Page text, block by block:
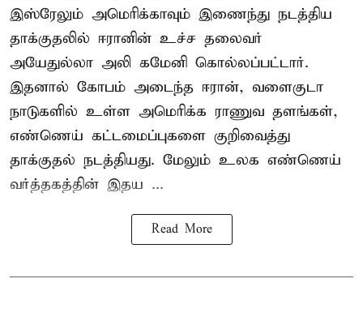
இஸ்ரேலும் அமெரிக்காவும் இணைந்து நடத்திய
தாக்குதலில் ஈரானின் உச்ச தலைவர்
அயேதுல்லா அலி கமேனி கொல்லப்பட்டார்.
இதனால் கோபம் அடைந்த ஈரான், வளைகுடா
நாடுகளில் உள்ள அமெரிக்க ராணுவ தளங்கள்,
எண்ணெய் கட்டமைப்புகளை குறிவைத்து
தாக்குதல் நடத்தியது. மேலும் உலக எண்ணெய்
வர்த்தகத்தின் இதய ...
Read More